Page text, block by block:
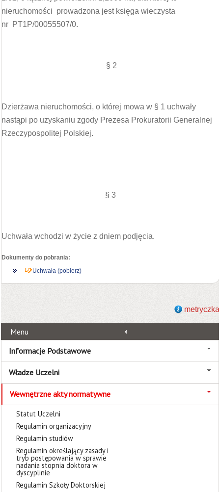
nieruchomości prowadzona jest księga wieczysta
nr PT1P/00055507/0.
§ 2
Dzierżawa nieruchomości, o której mowa w § 1 uchwały
nastąpi po uzyskaniu zgody Prezesa Prokuratorii Generalnej
Rzeczypospolitej Polskiej.
§ 3
Uchwała wchodzi w życie z dniem podjęcia.
Dokumenty do pobrania:
Uchwała (pobierz)
metryczka
Menu
Informacje Podstawowe
Władze Uczelni
Wewnętrzne akty normatywne
Statut Uczelni
Regulamin organizacyjny
Regulamin studiów
Regulamin określający zasady i
tryb postępowania w sprawie
nadania stopnia doktora w
dyscyplinie
Regulamin Szkoły Doktorskiej